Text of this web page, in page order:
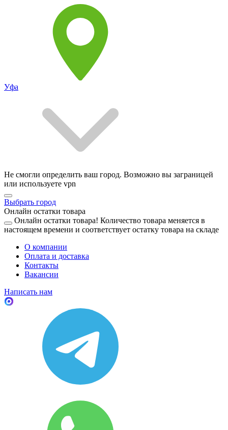
Уфа
Не смогли определить ваш город. Возможно вы заграницей
или используете vpn
Выбрать город
Онлайн остатки товара
Онлайн остатки товара! Количество товара меняется в
настоящем времени и соответствует остатку товара на складе
О компании
Оплата и доставка
Контакты
Вакансии
Написать нам